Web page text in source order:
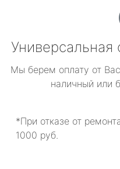
Универсальная
Мы берем оплату от
наличный или
*При отказе от
1000 руб.